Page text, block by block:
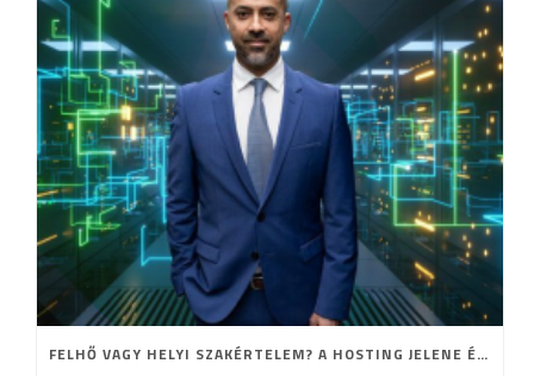
FELHŐ VAGY HELYI SZAKÉRTELEM? A HOSTING JELENE ÉS JÖVŐJE